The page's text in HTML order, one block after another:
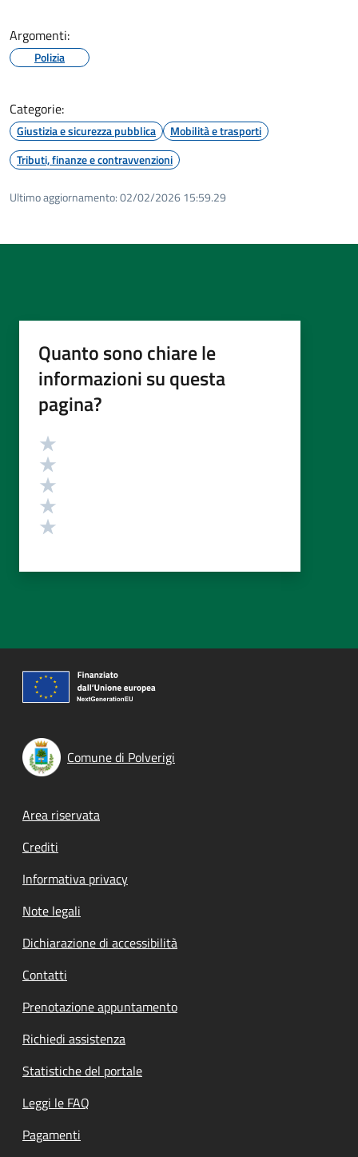
Argomenti:
Polizia
Categorie:
Giustizia e sicurezza pubblica
Mobilità e trasporti
Tributi, finanze e contravvenzioni
Ultimo aggiornamento:02/02/2026 15:59.29
Quanto sono chiare le
informazioni su questa
pagina?
Valutazione
Comune di Polverigi
Footer menu
Area riservata
Crediti
Informativa privacy
Note legali
Dichiarazione di accessibilità
Contatti
Prenotazione appuntamento
Richiedi assistenza
Statistiche del portale
Leggi le FAQ
Pagamenti